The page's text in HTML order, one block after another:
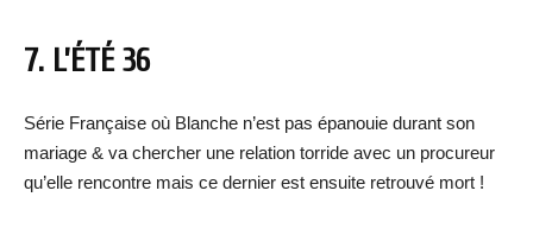
7. L’ÉTÉ 36
Série Française où Blanche n’est pas épanouie durant son
mariage & va chercher une relation torride avec un procureur
qu’elle rencontre mais ce dernier est ensuite retrouvé mort !